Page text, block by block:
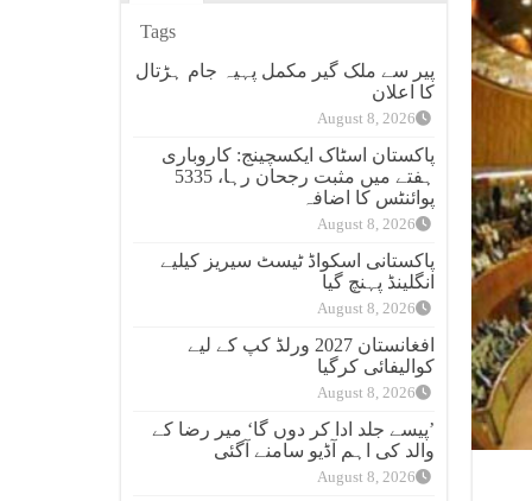
Tags
پیر سے ملک گیر مکمل پہیہ جام ہڑتال
کا اعلان
August 8, 2026
پاکستان اسٹاک ایکسچینج: کاروباری
ہفتے میں مثبت رجحان رہا، 5335
پوائنٹس کا اضافہ
August 8, 2026
پاکستانی اسکواڈ ٹیسٹ سیریز کیلیے
انگلینڈ پہنچ گیا
August 8, 2026
افغانستان 2027 ورلڈ کپ کے لیے
کوالیفائی کرگیا
August 8, 2026
’پیسے جلد ادا کر دوں گا‘ میر رضا کے
والد کی اہم آڈیو سامنے آگئی
August 8, 2026